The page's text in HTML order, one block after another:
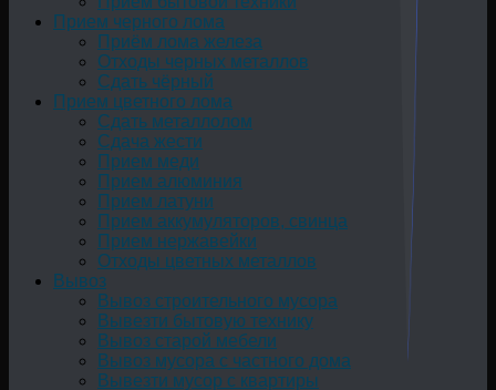
Прием черного лома
Приём лома железа
Отходы черных металлов
Сдать чёрный
Прием цветного лома
Сдать металлолом
Сдача жести
Прием меди
Прием алюминия
Прием латуни
Прием аккумуляторов, свинца
Прием нержавейки
Отходы цветных металлов
Вывоз
Вывоз строительного мусора
Вывезти бытовую технику
Вывоз старой мебели
Вывоз мусора с частного дома
Вывезти мусор с квартиры